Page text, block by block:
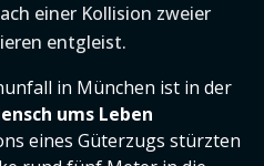
einer Kollision zweier
entgleist.
in München ist in der
ums Leben
eines Güterzugs stürzten